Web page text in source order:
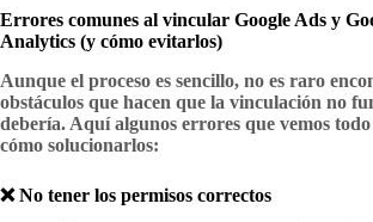
Errores comunes al vincular Google Ads y
Analytics (y cómo evitarlos)
Aunque el proceso es sencillo, no es raro
obstáculos que hacen que la vinculación no
debería. Aquí algunos errores que vemos
cómo solucionarlos:
❌ No tener los permisos correctos